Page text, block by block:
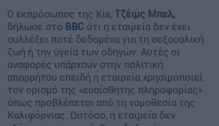
Ο εκπρόσωπος της Kia, Τζέιμς Μπελ,
δήλωσε στο BBC ότι η εταιρεία δεν έχει
συλλέξει ποτέ δεδομένα για τη σεξουαλική
ζωή ή την υγεία των οδηγών. Αυτές οι
αναφορές υπάρχουν στην πολιτική
απορρήτου επειδή η εταιρεία χρησιμοποιεί
τον ορισμό της «ευαίσθητης πληροφορίας»
όπως προβλέπεται από τη νομοθεσία της
Καλιφόρνιας. Ωστόσο, η εταιρεία δεν